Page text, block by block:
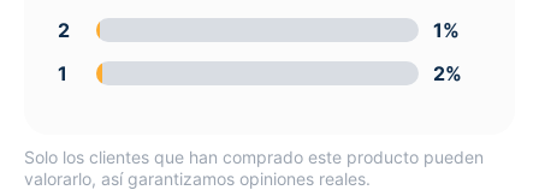
2
1%
1
2%
Solo los clientes que han comprado este producto pueden
valorarlo, así garantizamos opiniones reales.